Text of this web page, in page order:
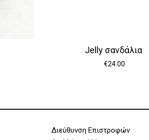
Jelly σανδάλια
€24.00
Διεύθυνση Επιστροφών